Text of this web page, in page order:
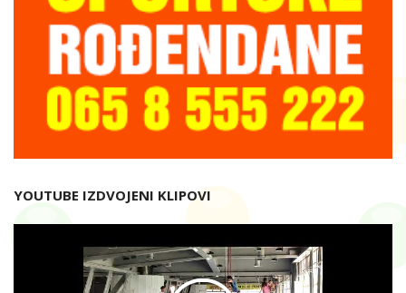
YOUTUBE IZDVOJENI KLIPOVI